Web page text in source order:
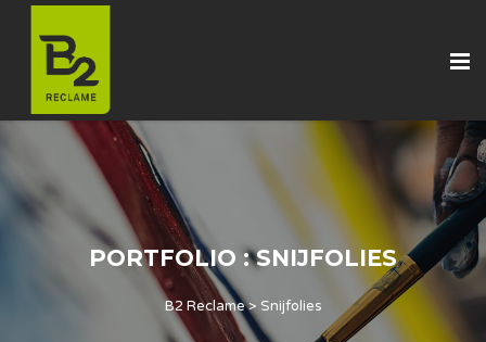
PORTFOLIO : SNIJFOLIES
B2 Reclame> Snijfolies